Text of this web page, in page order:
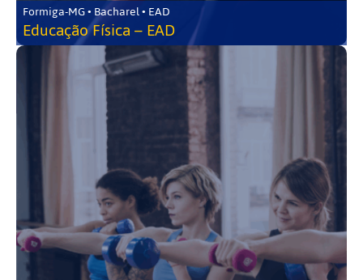
Formiga-MG • Bacharel • EAD
Educação Física – EAD